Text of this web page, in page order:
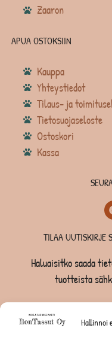
Hallinnoi
Zaaron
APUA OSTOKSIIN
Kauppa
Yhteystiedot
Tilaus- ja
Tietosuojaseloste
Ostoskori
Kassa
TILAA UUTISKIRJE
Haluaisitko saada
tuotteista
TILAA UUTISKIRJE -SAAT